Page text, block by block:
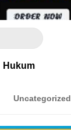
Hukum
Uncategorized